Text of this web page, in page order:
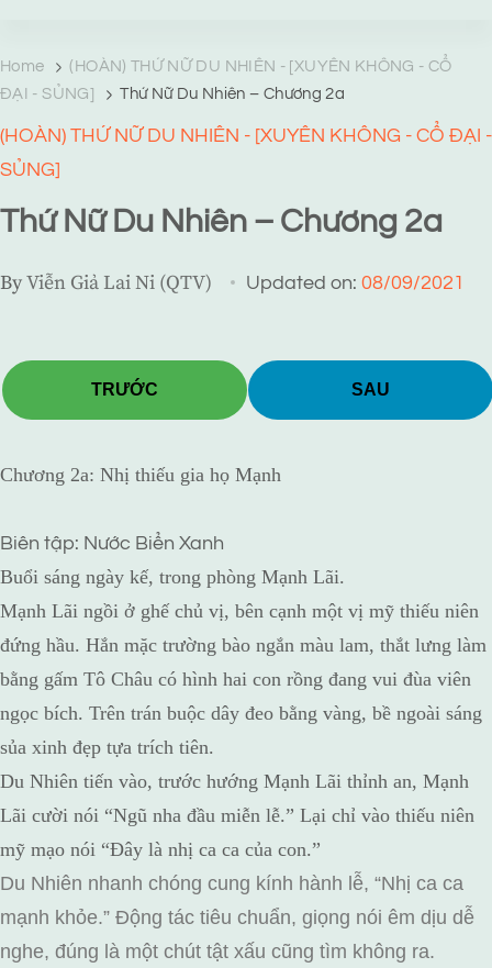
Home
(HOÀN) THỨ NỮ DU NHIÊN - [XUYÊN KHÔNG - CỔ
ĐẠI - SỦNG]
Thứ Nữ Du Nhiên – Chương 2a
(HOÀN) THỨ NỮ DU NHIÊN - [XUYÊN KHÔNG - CỔ ĐẠI -
SỦNG]
Thứ Nữ Du Nhiên – Chương 2a
ByViễn Giả Lai Ni (QTV) Updated on: 08/09/2021
TRƯỚC SAU
Chương 2a: Nhị thiếu gia họ Mạnh
Biên tập: Nước Biển Xanh
Buổi sáng ngày kế, trong phòng Mạnh Lãi.
Mạnh Lãi ngồi ở ghế chủ vị, bên cạnh một vị mỹ thiếu niên
đứng hầu. Hắn mặc trường bào ngắn màu lam, thắt lưng làm
bằng gấm Tô Châu có hình hai con rồng đang vui đùa viên
ngọc bích. Trên trán buộc dây đeo bằng vàng, bề ngoài sáng
sủa xinh đẹp tựa trích tiên.
Du Nhiên tiến vào, trước hướng Mạnh Lãi thỉnh an, Mạnh
Lãi cười nói “Ngũ nha đầu miễn lễ.” Lại chỉ vào thiếu niên
mỹ mạo nói “Đây là nhị ca ca của con.”
Du Nhiên nhanh chóng cung kính hành lễ, “Nhị ca ca
mạnh khỏe.” Động tác tiêu chuẩn, giọng nói êm dịu dễ
nghe, đúng là một chút tật xấu cũng tìm không ra.